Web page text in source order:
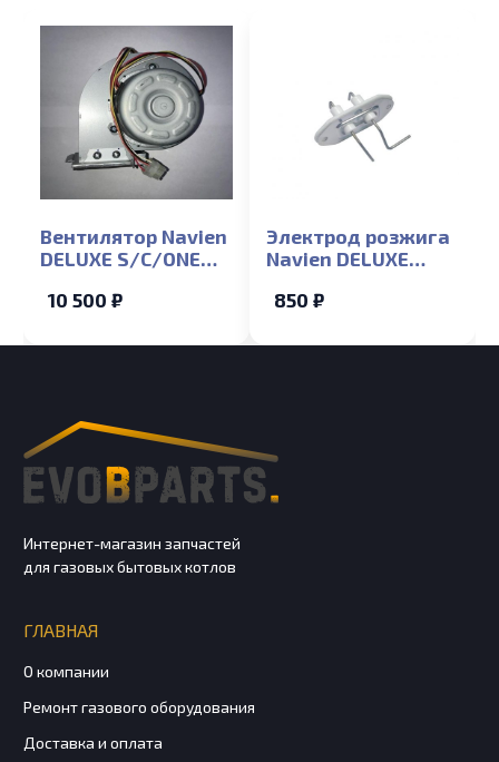
Вентилятор Navien
DELUXE S/C/ONE
(NGB350/351/352/300)
10 500 ₽
Электрод розжига
Navien DELUXE
(NGB350/351/352/300)
850 ₽
Интернет-магазин запчастей
для газовых бытовых котлов
ГЛАВНАЯ
О компании
Ремонт газового оборудования
Доставка и оплата